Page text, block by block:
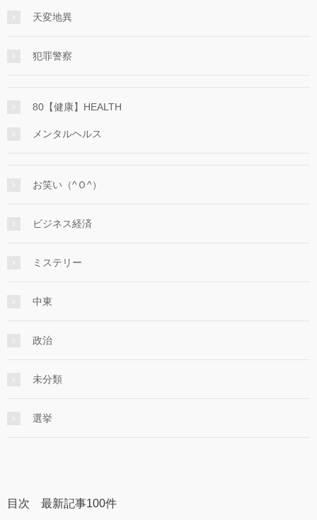
天変地異
犯罪警察
80【健康】HEALTH
メンタルヘルス
お笑い（^Ｏ^）
ビジネス経済
ミステリー
中東
政治
未分類
選挙
目次 最新記事100件